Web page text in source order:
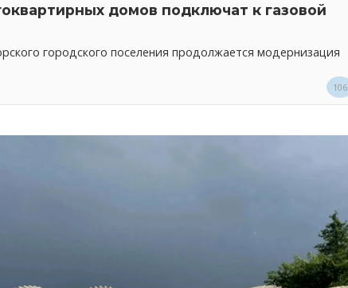
домов подключат к газовой
городского поселения продолжается модернизация
106